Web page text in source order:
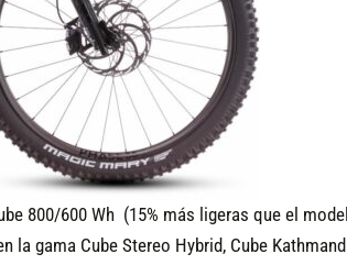
800/600 Wh (15% más ligeras que el
la gama Cube Stereo Hybrid, Cube